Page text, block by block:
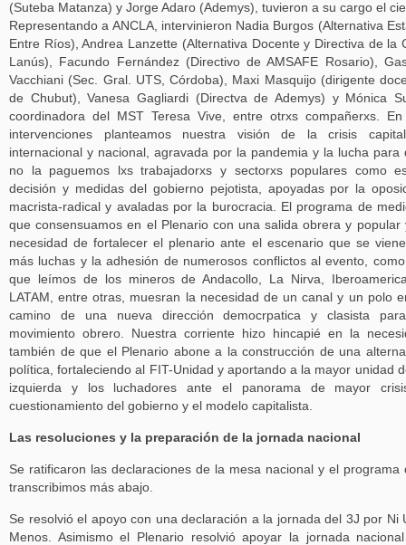
(Suteba Matanza) y Jorge Adaro (Ademys), tuvieron a su cargo el
Representando a ANCLA, intervinieron Nadia Burgos (Alternativa
Entre Ríos), Andrea Lanzette (Alternativa Docente y Directiva de la
Lanús), Facundo Fernández (Directivo de AMSAFE Rosario),
Vacchiani (Sec. Gral. UTS, Córdoba), Maxi Masquijo (dirigente
de Chubut), Vanesa Gagliardi (Directva de Ademys) y Mónica
coordinadora del MST Teresa Vive, entre otrxs compañerxs.
intervenciones planteamos nuestra visión de la crisis
internacional y nacional, agravada por la pandemia y la lucha para
no la paguemos lxs trabajadorxs y sectorxs populares como
decisión y medidas del gobierno pejotista, apoyadas por la
macrista-radical y avaladas por la burocracia. El programa de
que consensuamos en el Plenario con una salida obrera y popular
necesidad de fortalecer el plenario ante el escenario que se
más luchas y la adhesión de numerosos conflictos al evento,
que leímos de los mineros de Andacollo, La Nirva,
LATAM, entre otras, muesran la necesidad de un canal y un polo
camino de una nueva dirección democrpatica y clasista
movimiento obrero. Nuestra corriente hizo hincapié en la
también de que el Plenario abone a la construcción de una
política, fortaleciendo al FIT-Unidad y aportando a la mayor unidad
izquierda y los luchadores ante el panorama de mayor
cuestionamiento del gobierno y el modelo capitalista.
Las resoluciones y la preparación de la jornada nacional
Se ratificaron las declaraciones de la mesa nacional y el programa
transcribimos más abajo.
Se resolvió el apoyo con una declaración a la jornada del 3J por Ni
Menos. Asimismo el Plenario resolvió apoyar la jornada